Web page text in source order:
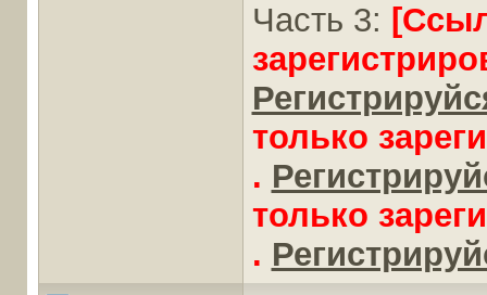
Часть 3:
только
.
только
.